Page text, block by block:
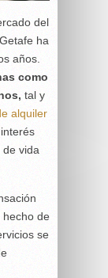
del
ha
años.
como
tal y
alquiler
vida
hecho de
se